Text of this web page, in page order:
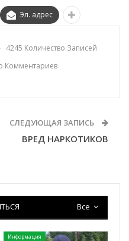
Эл. адрес
4245 Количество Записей
Комментариев
СЛЕДУЮЩАЯ ЗАПИСЬ
ВРЕД НАРКОТИКОВ
Все
Информация